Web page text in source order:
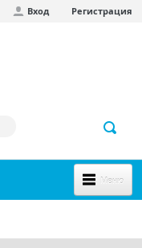
Вход Регистрация
Меню